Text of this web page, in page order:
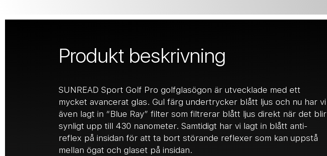
Produkt beskrivning
SUNREAD Sport Golf Pro golfglasögon är utvecklade med ett
mycket avancerat glas. Gul färg undertrycker blått ljus och nu har vi
även lagt in “Blue Ray” filter som filtrerar blått ljus direkt när det blir
synligt upp till 430 nanometer. Samtidigt har vi lagt in blått anti-
reflex på insidan för att ta bort störande reflexer som kan uppstå
mellan ögat och glaset på insidan.